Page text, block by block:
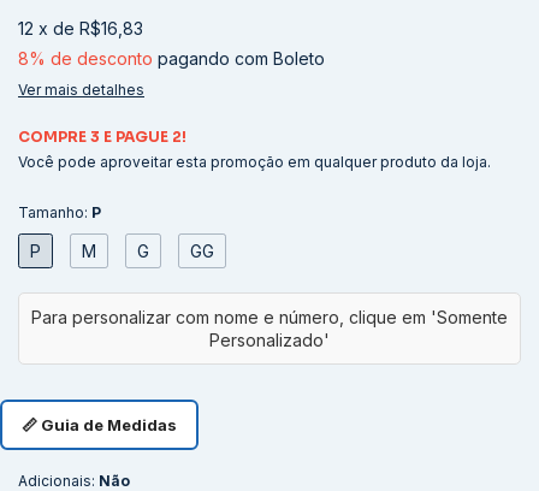
12 x de R$16,83
8% de desconto pagando com Boleto
Ver mais detalhes
COMPRE 3 E PAGUE 2!
Você pode aproveitar esta promoção em qualquer produto da loja.
Tamanho: P
P M G GG
📏 Guia de Medidas
Adicionais: Não